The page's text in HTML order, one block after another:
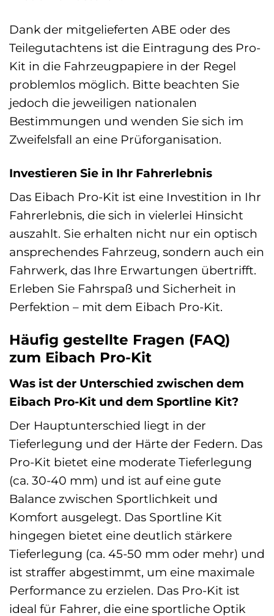
Dank der mitgelieferten ABE oder des
Teilegutachtens ist die Eintragung des Pro-
Kit in die Fahrzeugpapiere in der Regel
problemlos möglich. Bitte beachten Sie
jedoch die jeweiligen nationalen
Bestimmungen und wenden Sie sich im
Zweifelsfall an eine Prüforganisation.
Investieren Sie in Ihr Fahrerlebnis
Das Eibach Pro-Kit ist eine Investition in Ihr
Fahrerlebnis, die sich in vielerlei Hinsicht
auszahlt. Sie erhalten nicht nur ein optisch
ansprechendes Fahrzeug, sondern auch ein
Fahrwerk, das Ihre Erwartungen übertrifft.
Erleben Sie Fahrspaß und Sicherheit in
Perfektion – mit dem Eibach Pro-Kit.
Häufig gestellte Fragen (FAQ)
zum Eibach Pro-Kit
Was ist der Unterschied zwischen dem
Eibach Pro-Kit und dem Sportline Kit?
Der Hauptunterschied liegt in der
Tieferlegung und der Härte der Federn. Das
Pro-Kit bietet eine moderate Tieferlegung
(ca. 30-40 mm) und ist auf eine gute
Balance zwischen Sportlichkeit und
Komfort ausgelegt. Das Sportline Kit
hingegen bietet eine deutlich stärkere
Tieferlegung (ca. 45-50 mm oder mehr) und
ist straffer abgestimmt, um eine maximale
Performance zu erzielen. Das Pro-Kit ist
ideal für Fahrer, die eine sportliche Optik